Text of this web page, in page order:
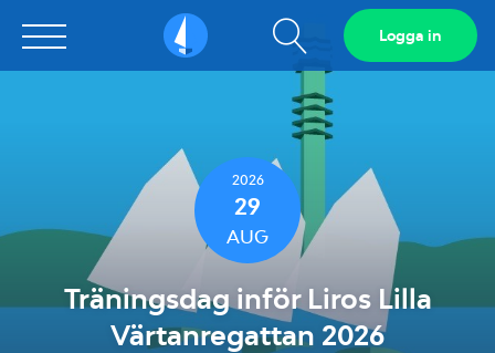
Sailarena Visa
sökfält
Logga in
2026
29
AUG
Träningsdag inför Liros Lilla
Värtanregattan 2026